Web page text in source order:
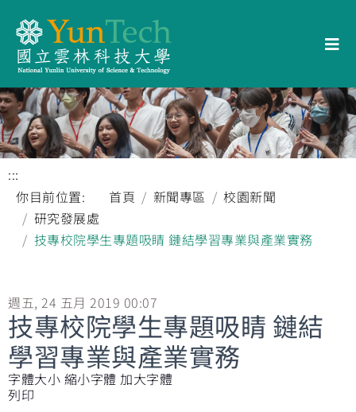
:::
你目前位置:
首頁 新聞專區
校園新聞
研究發展處
技專校院學生專題吸睛 鏈結學習專業與產業實務
週五, 24 五月 2019 00:07
技專校院學生專題吸睛 鏈結
學習專業與產業實務
字體大小 縮小字體 加大字體
列印